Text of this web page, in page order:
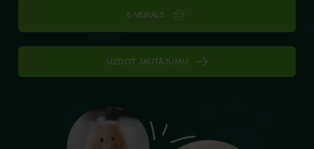
E-VEIKALS
UZDOT JAUTĀJUMU